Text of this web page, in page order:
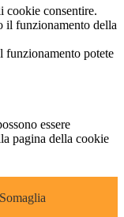
cookie consentire.
il funzionamento della
funzionamento potete
essere
pagina della cookie